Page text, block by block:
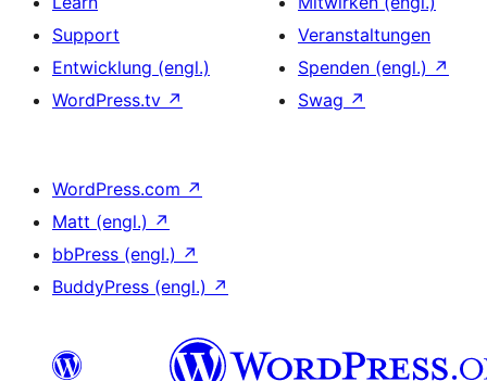
Support
Entwicklung (engl.)
WordPress.tv ↗
Veranstaltungen
Spenden (engl.) ↗
Swag ↗
WordPress.com ↗
Matt (engl.) ↗
bbPress (engl.) ↗
BuddyPress (engl.) ↗